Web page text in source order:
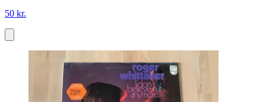
50 kr.